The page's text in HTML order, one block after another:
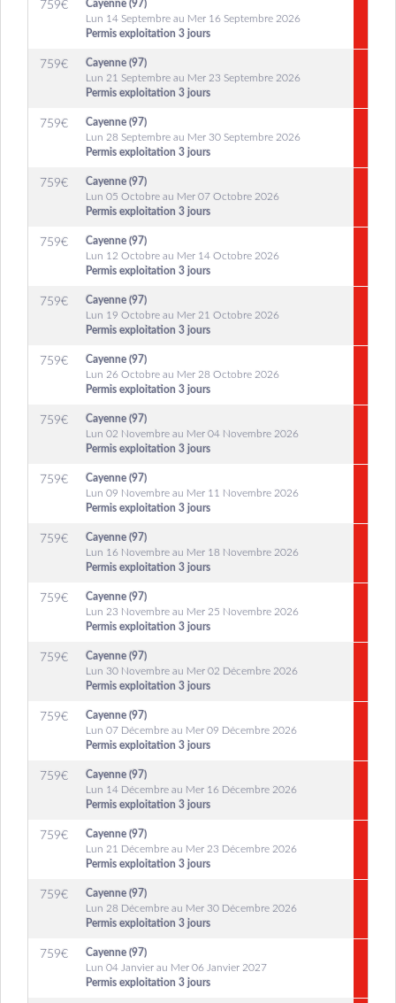
759€
Cayenne (97)
Lun 14 Septembre au Mer 16 Septembre 2026
Permis exploitation 3 jours
759€
Cayenne (97)
Lun 21 Septembre au Mer 23 Septembre 2026
Permis exploitation 3 jours
759€
Cayenne (97)
Lun 28 Septembre au Mer 30 Septembre 2026
Permis exploitation 3 jours
759€
Cayenne (97)
Lun 05 Octobre au Mer 07 Octobre 2026
Permis exploitation 3 jours
759€
Cayenne (97)
Lun 12 Octobre au Mer 14 Octobre 2026
Permis exploitation 3 jours
759€
Cayenne (97)
Lun 19 Octobre au Mer 21 Octobre 2026
Permis exploitation 3 jours
759€
Cayenne (97)
Lun 26 Octobre au Mer 28 Octobre 2026
Permis exploitation 3 jours
759€
Cayenne (97)
Lun 02 Novembre au Mer 04 Novembre 2026
Permis exploitation 3 jours
759€
Cayenne (97)
Lun 09 Novembre au Mer 11 Novembre 2026
Permis exploitation 3 jours
759€
Cayenne (97)
Lun 16 Novembre au Mer 18 Novembre 2026
Permis exploitation 3 jours
759€
Cayenne (97)
Lun 23 Novembre au Mer 25 Novembre 2026
Permis exploitation 3 jours
759€
Cayenne (97)
Lun 30 Novembre au Mer 02 Décembre 2026
Permis exploitation 3 jours
759€
Cayenne (97)
Lun 07 Décembre au Mer 09 Décembre 2026
Permis exploitation 3 jours
759€
Cayenne (97)
Lun 14 Décembre au Mer 16 Décembre 2026
Permis exploitation 3 jours
759€
Cayenne (97)
Lun 21 Décembre au Mer 23 Décembre 2026
Permis exploitation 3 jours
759€
Cayenne (97)
Lun 28 Décembre au Mer 30 Décembre 2026
Permis exploitation 3 jours
759€
Cayenne (97)
Lun 04 Janvier au Mer 06 Janvier 2027
Permis exploitation 3 jours